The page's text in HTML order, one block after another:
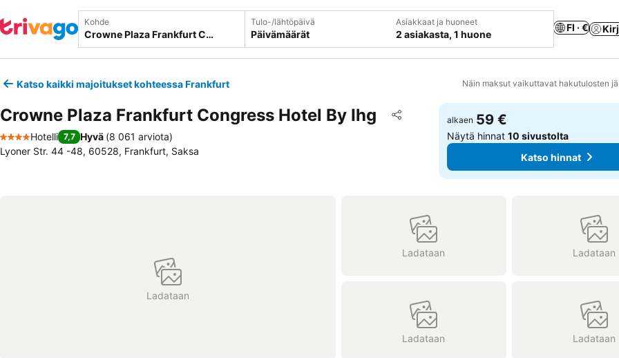
Kohde Tulo-/lähtöpäivä
Päivämäärät
Asiakkaat ja huoneet
2 asiakasta, 1 huone
FI · €
Katso kaikki majoitukset kohteessa Frankfurt Näin maksut vaikuttavat hakutulosten
Crowne Plaza Frankfurt Congress Hotel By Ihg Jaa
Lisää suosikkeihin
4 Tähtiluokitus
Hotelli 7,7 Hyvä (8 061 arviota)
Lyoner Str. 44 -48, 60528, Frankfurt, Saksa
alkaen 59 €
Näytä hinnat10 sivustolta
Katso hinnat
Ladataan
Ladataan Ladataan
Ladataan Ladataan